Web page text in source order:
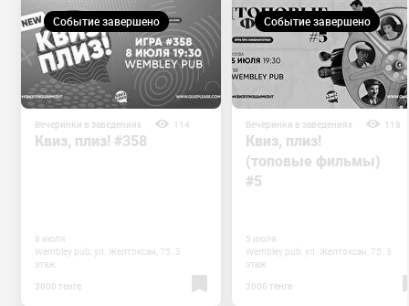
Событие завершено
Вечеринки в заведениях 114
Квиз, плиз! #358
8 июля
Wembley pub, ул. Желтоксан, 75. 3
этаж
3000 тенге
Событие завершено
Вечеринки в заведениях 118
Квиз, плиз!
(топовые фильмы)
#5
5 июля
Wembley pub, ул. Желтоксан, 75. 3
этаж
3000 тенге